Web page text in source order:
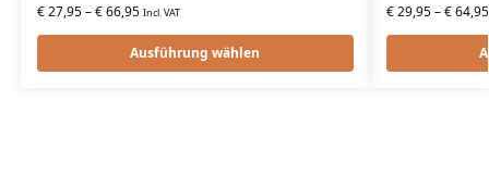
€27,95–€66,95 Incl. VAT
Ausführung wählen
€29,95–€64,95